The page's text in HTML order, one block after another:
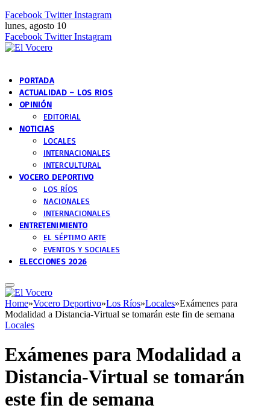
Facebook Twitter Instagram
lunes, agosto 10
Facebook Twitter Instagram
PORTADA
ACTUALIDAD – LOS RIOS
OPINIÓN
EDITORIAL
NOTICIAS
LOCALES
INTERNACIONALES
INTERCULTURAL
VOCERO DEPORTIVO
LOS RÍOS
NACIONALES
INTERNACIONALES
ENTRETENIMIENTO
EL SÉPTIMO ARTE
EVENTOS Y SOCIALES
ELECCIONES 2026
Home»Vocero Deportivo»Los Ríos»Locales»Exámenes para
Modalidad a Distancia-Virtual se tomarán este fin de semana
Locales
Exámenes para Modalidad a
Distancia-Virtual se tomarán
este fin de semana